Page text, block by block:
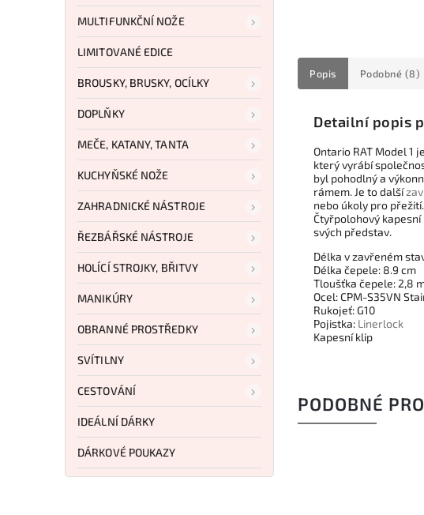
MULTIFUNKČNÍ NOŽE
LIMITOVANÉ EDICE
BROUSKY, BRUSKY, OCÍLKY
DOPLŇKY
MEČE, KATANY, TANTA
KUCHYŇSKÉ NOŽE
ZAHRADNICKÉ NÁSTROJE
ŘEZBÁŘSKÉ NÁSTROJE
HOLÍCÍ STROJKY, BŘITVY
MANIKÚRY
OBRANNÉ PROSTŘEDKY
SVÍTILNY
CESTOVÁNÍ
IDEÁLNÍ DÁRKY
DÁRKOVÉ POUKAZY
Popis Podobné (8)
Detailní popis
Ontario RAT Model 1
který vyrábí
byl pohodlný a
rámem. Je to další
nebo úkoly pro přežití.
Čtyřpolohový kapesní
svých představ.
Délka v zavřeném
Délka čepele: 8.9 cm
Tloušťka čepele: 2,8
Ocel: CPM-S35VN
Rukojeť: G10
Pojistka: Linerlock
Kapesní klip
PODOBNÉ